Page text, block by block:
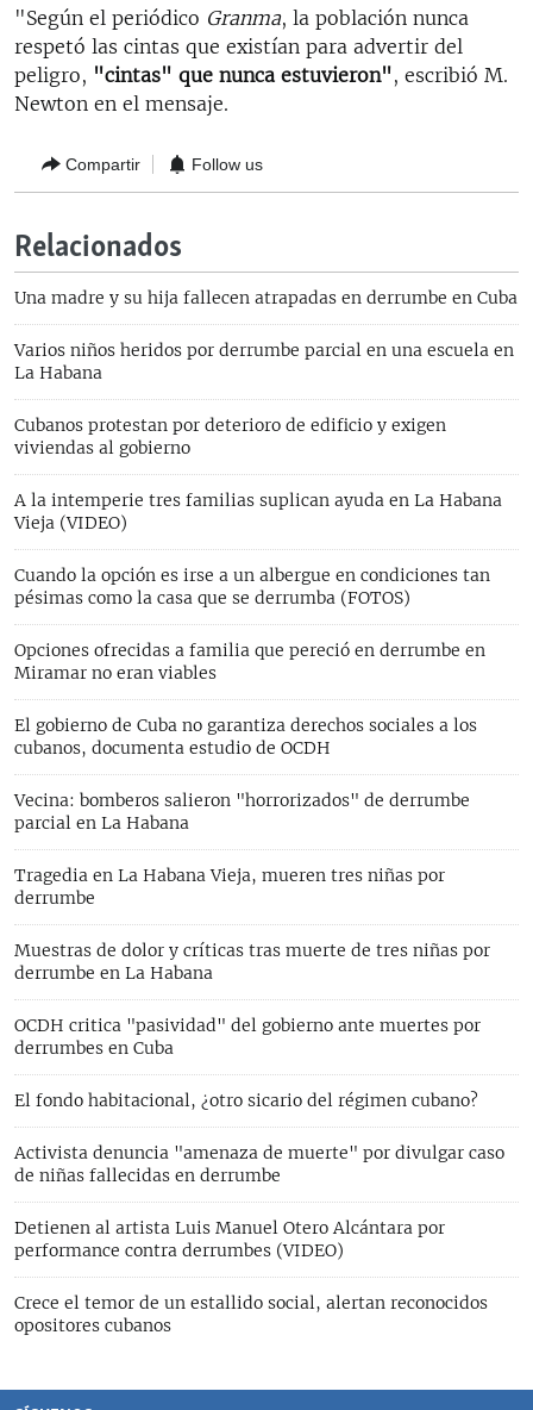
"Según el periódico Granma, la población nunca
respetó las cintas que existían para advertir del
peligro, "cintas" que nunca estuvieron", escribió M.
Newton en el mensaje.
Compartir Follow us
Relacionados
Una madre y su hija fallecen atrapadas en derrumbe en Cuba
Varios niños heridos por derrumbe parcial en una escuela en
La Habana
Cubanos protestan por deterioro de edificio y exigen
viviendas al gobierno
A la intemperie tres familias suplican ayuda en La Habana
Vieja (VIDEO)
Cuando la opción es irse a un albergue en condiciones tan
pésimas como la casa que se derrumba (FOTOS)
Opciones ofrecidas a familia que pereció en derrumbe en
Miramar no eran viables
El gobierno de Cuba no garantiza derechos sociales a los
cubanos, documenta estudio de OCDH
Vecina: bomberos salieron "horrorizados" de derrumbe
parcial en La Habana
Tragedia en La Habana Vieja, mueren tres niñas por
derrumbe
Muestras de dolor y críticas tras muerte de tres niñas por
derrumbe en La Habana
OCDH critica "pasividad" del gobierno ante muertes por
derrumbes en Cuba
El fondo habitacional, ¿otro sicario del régimen cubano?
Activista denuncia "amenaza de muerte" por divulgar caso
de niñas fallecidas en derrumbe
Detienen al artista Luis Manuel Otero Alcántara por
performance contra derrumbes (VIDEO)
Crece el temor de un estallido social, alertan reconocidos
opositores cubanos